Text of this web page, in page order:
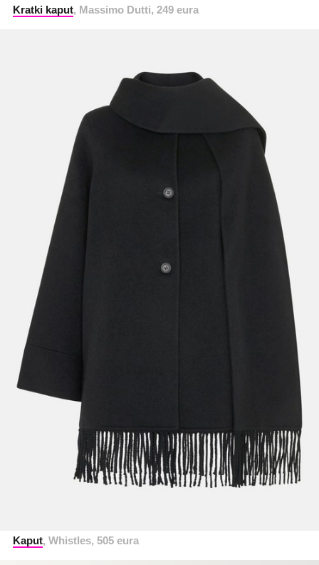
Kratki kaput, Massimo Dutti, 249 eura
Kaput, Whistles, 505 eura